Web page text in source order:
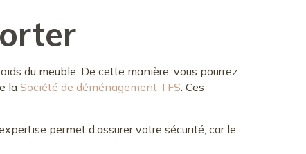
du meuble. De cette manière, vous pourrez
laSociété de déménagement TFS. Ces
permet d’assurer votre sécurité, car le